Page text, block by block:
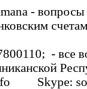
-
- все
Skype: